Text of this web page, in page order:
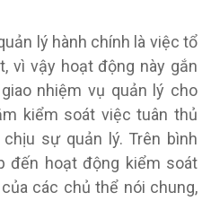
lý hành chính là việc tổ
vì vậy hoạt động này gắn
nhiệm vụ quản lý cho
kiểm soát việc tuân thủ
sự quản lý. Trên bình
đến hoạt động kiểm soát
các chủ thể nói chung,